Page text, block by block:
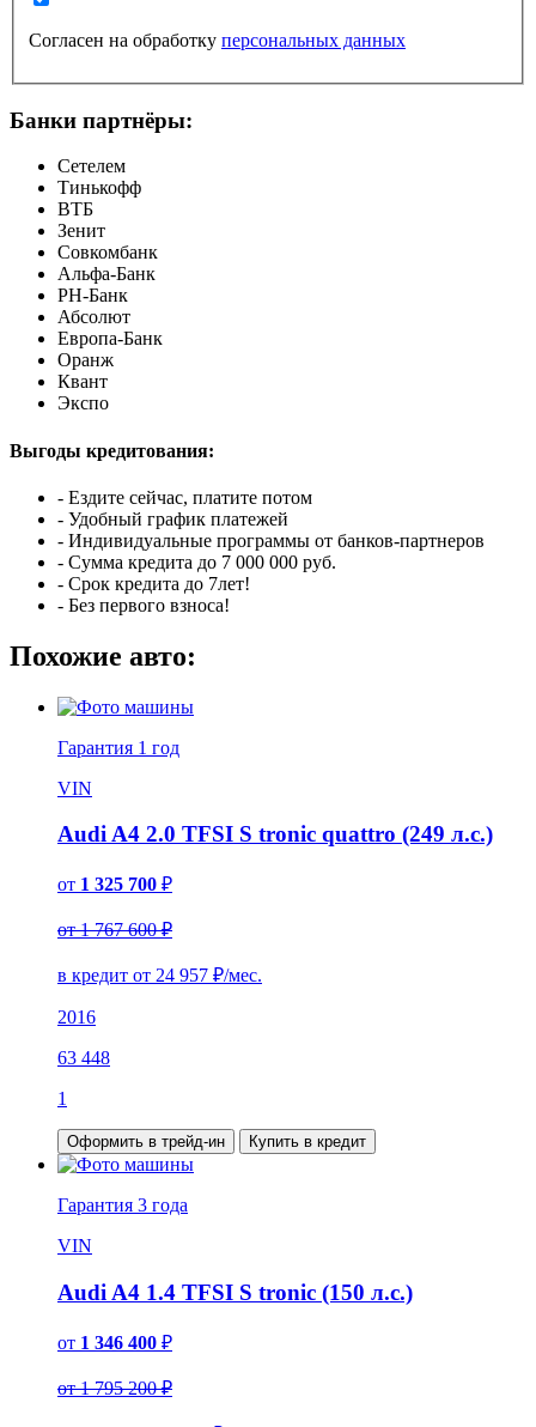
Согласен на обработку персональных данных
Банки партнёры:
Сетелем
Тинькофф
ВТБ
Зенит
Совкомбанк
Альфа-Банк
РН-Банк
Абсолют
Европа-Банк
Оранж
Квант
Экспо
Выгоды кредитования:
- Ездите сейчас, платите потом
- Удобный график платежей
- Индивидуальные программы от банков-партнеров
- Сумма кредита до 7 000 000 руб.
- Срок кредита до 7лет!
- Без первого взноса!
Похожие авто:
Гарантия 1 год
VIN
Audi A4 2.0 TFSI S tronic quattro (249 л.с.)
от 1 325 700 ₽
от 1 767 600 ₽
в кредит от 24 957 ₽/мес.
2016
63 448
1
Оформить в трейд-ин Купить в кредит
Гарантия 3 года
VIN
Audi A4 1.4 TFSI S tronic (150 л.с.)
от 1 346 400 ₽
от 1 795 200 ₽